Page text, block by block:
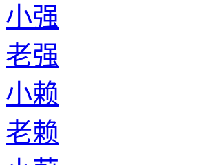
小强
老强
小赖
老赖